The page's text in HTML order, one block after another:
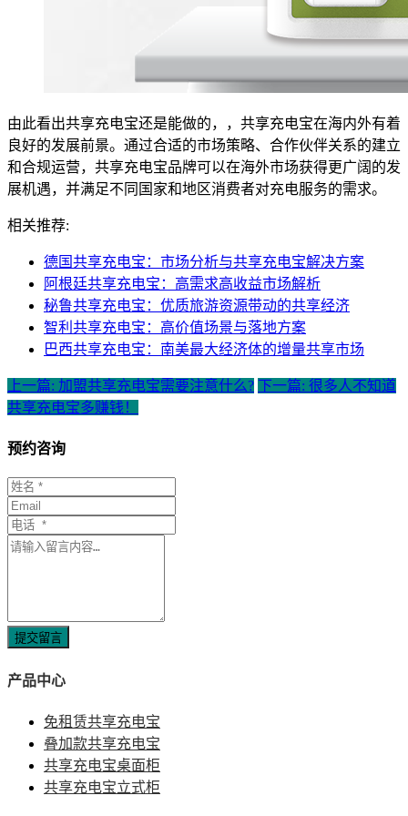
由此看出共享充电宝还是能做的，，共享充电宝在海内外有着
良好的发展前景。通过合适的市场策略、合作伙伴关系的建立
和合规运营，共享充电宝品牌可以在海外市场获得更广阔的发
展机遇，并满足不同国家和地区消费者对充电服务的需求。
相关推荐:
德国共享充电宝：市场分析与共享充电宝解决方案
阿根廷共享充电宝：高需求高收益市场解析
秘鲁共享充电宝：优质旅游资源带动的共享经济
智利共享充电宝：高价值场景与落地方案
巴西共享充电宝：南美最大经济体的增量共享市场
上一篇: 加盟共享充电宝需要注意什么? 下一篇: 很多人不知道
共享充电宝多赚钱！
预约咨询
提交留言
产品中心
免租赁共享充电宝
叠加款共享充电宝
共享充电宝桌面柜
共享充电宝立式柜